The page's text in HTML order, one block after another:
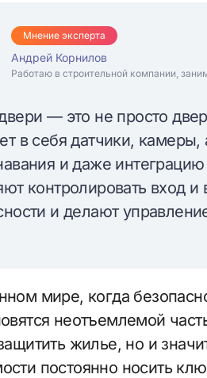
Мнение эксперта
Андрей Корнилов
Работаю в строительной компании,
— это не просто
в себя датчики,
и даже
контролировать вход
и делают
мире, когда
неотъемлемой
жилье, но и
постоянно носить